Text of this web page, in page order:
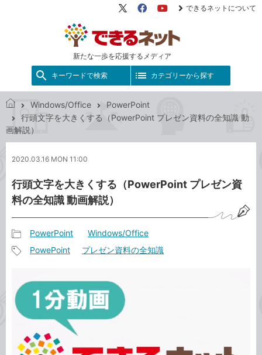
新たな一歩を応援するメディア
X（旧
FacebookYouTube
できるネットについて
キーワードで検索 カテゴリーから探す
で
き
ッ
Windows/Office
PowerPoint
行頭文字を大きくする（PowerPoint プレゼン資料の全知識 動
画解説）
2020.03.16 MON 11:00
行頭文字を大きくする（PowerPoint プレゼン資
料の全知識 動画解説）
事
テ
リ
PowerPoint Windows/Office
タ
PowePoint プレゼン資料の全知識